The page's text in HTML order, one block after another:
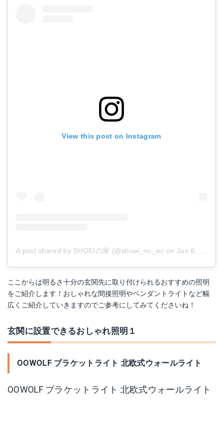
View this post on Instagram
A post shared by SHOEIの家 (@shoei_no_ie) on Jan 6, 2018 at 1:45am PST
ここからは明るさ十分の玄関先に取り付けられるおすすめの照明
をご紹介します！おしゃれな間接照明やペンダントライトなど幅
広くご紹介していきますのでご参考にしてみてくださいね！
玄関に設置できるおしゃれ照明１
OOWOLF ブラケットライト 北欧式ウォールライト
OOWOLF ブラケットライト 北欧式ウォールライト